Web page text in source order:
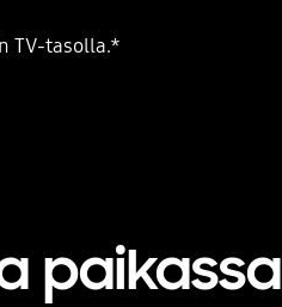
TV-tasolla.*
paikassa